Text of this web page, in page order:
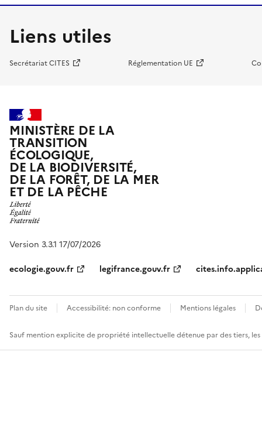
Liens utiles
Secrétariat CITES Réglementation UE
MINISTÈRE DE LA
TRANSITION
ÉCOLOGIQUE,
DE LA BIODIVERSITÉ,
DE LA FORÊT, DE LA MER
ET DE LA PÊCHE
Version 3.3.1 17/07/2026
ecologie.gouv.fr
legifrance.gouv.fr
Plan du site Accessibilité: non conforme Mentions légales
Sauf mention explicite de propriété intellectuelle détenue par des tiers,